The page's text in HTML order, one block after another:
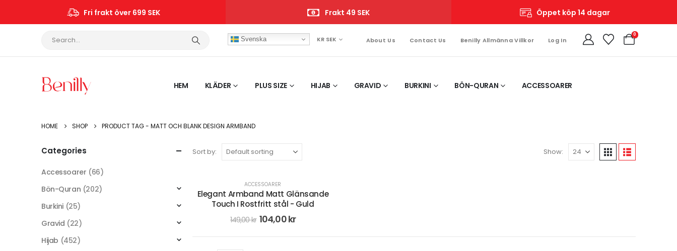
Fri frakt över 699 SEK Frakt 49 SEK Öppet köp 14 dagar
Svenska KR SEK About Us Contact Us Benilly Allmänna Villkor Log In
0
HEM KLÄDER PLUS SIZE HIJAB GRAVID BURKINI BÖN-QURAN ACCESSOARER
HOME SHOP PRODUCT TAG - MATT OCH BLANK DESIGN ARMBAND
Sort by: Show:
ACCESSOARER
Elegant Armband Matt Glänsande
Touch I Rostfritt stål - Guld
149,00kr 104,00kr
Categories
Accessoarer (66)
Bön-Quran (202)
Burkini (25)
Gravid (22)
Hijab (452)